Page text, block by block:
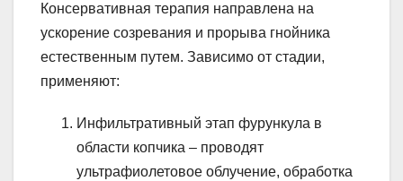
Консервативная терапия направлена на
ускорение созревания и прорыва гнойника
естественным путем. Зависимо от стадии,
применяют:
Инфильтративный этап фурункула в
области копчика – проводят
ультрафиолетовое облучение, обработка